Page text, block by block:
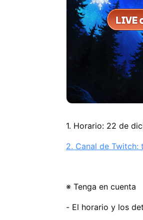
1. Horario: 22 de
2. Canal de
※ Tenga en cuenta
- El horario y los